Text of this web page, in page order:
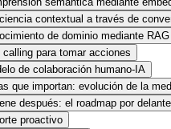
contextual a través de
de dominio mediante RAG
calling para tomar acciones
de colaboración humano-IA
que importan: evolución de la
después: el roadmap por delante
proactivo